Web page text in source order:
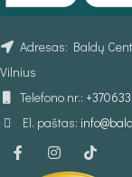
Adresas: Baldų
Vilnius
Telefono nr.:
El. paštas: